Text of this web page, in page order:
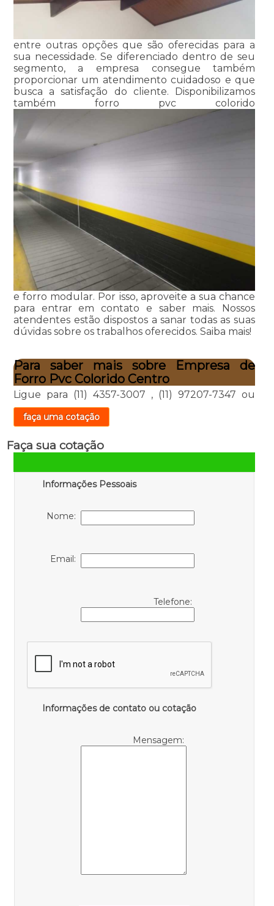
entre outras opções que são oferecidas para a
sua necessidade. Se diferenciado dentro de seu
segmento, a empresa consegue também
proporcionar um atendimento cuidadoso e que
busca a satisfação do cliente. Disponibilizamos
também forro pvc colorido
e forro modular. Por isso, aproveite a sua chance
para entrar em contato e saber mais. Nossos
atendentes estão dispostos a sanar todas as suas
dúvidas sobre os trabalhos oferecidos. Saiba mais!
Para saber mais sobre Empresa de
Forro Pvc Colorido Centro
Ligue para (11) 4357-3007 , (11) 97207-7347 ou
faça uma cotação
Faça sua cotação
Informações Pessoais
Nome:
Email:
Telefone:
Informações de contato ou cotação
Mensagem: